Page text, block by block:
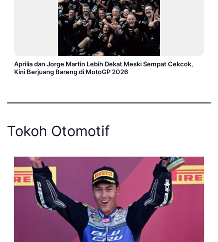
Aprilia dan Jorge Martin Lebih Dekat Meski Sempat Cekcok,
Kini Berjuang Bareng di MotoGP 2026
Tokoh Otomotif